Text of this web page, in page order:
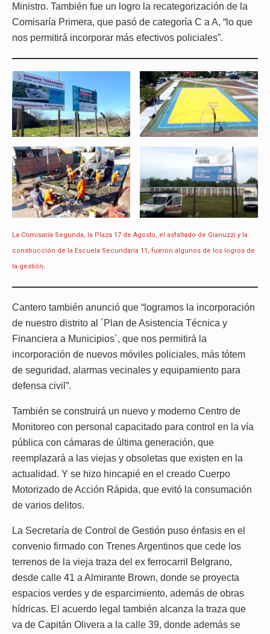
Ministro. También fue un logro la recategorización de la
Comisaría Primera, que pasó de categoría C a A, “lo que
nos permitirá incorporar más efectivos policiales”.
La Comisaría Segunda, la Plaza 17 de Agosto, el asfaltado de Gianuzzi y la
construcción de la Escuela Secundaria 11, fueron algunos de los logros de
la gestión.
Cantero también anunció que “logramos la incorporación
de nuestro distrito al ´Plan de Asistencia Técnica y
Financiera a Municipios´, que nos permitirá la
incorporación de nuevos móviles policiales, más tótem
de seguridad, alarmas vecinales y equipamiento para
defensa civil”.
También se construirá un nuevo y moderno Centro de
Monitoreo con personal capacitado para control en la vía
pública con cámaras de última generación, que
reemplazará a las viejas y obsoletas que existen en la
actualidad. Y se hizo hincapié en el creado Cuerpo
Motorizado de Acción Rápida, que evitó la consumación
de varios delitos.
La Secretaría de Control de Gestión puso énfasis en el
convenio firmado con Trenes Argentinos que cede los
terrenos de la vieja traza del ex ferrocarril Belgrano,
desde calle 41 a Almirante Brown, donde se proyecta
espacios verdes y de esparcimiento, además de obras
hídricas. El acuerdo legal también alcanza la traza que
va de Capitán Olivera a la calle 39, donde además se